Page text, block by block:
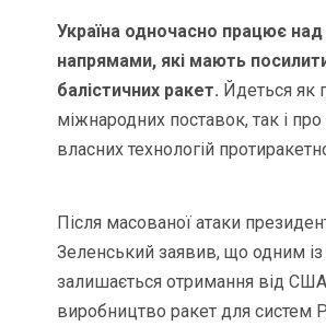
Україна одночасно працює над
напрямами, які мають
балістичних ракет. Йдеться як
міжнародних поставок, так і
власних технологій
Після масованої атаки
Зеленський заявив, що одним із
залишається отримання від США
виробництво ракет для систем